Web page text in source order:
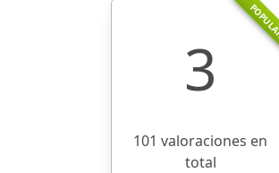
3
101 valoraciones en
total